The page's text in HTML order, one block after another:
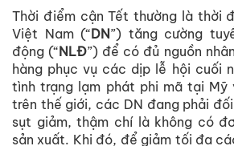
Thời điểm cận Tết thường là thời
Việt Nam (“DN”) tăng cường
động (“NLĐ”) để có đủ nguồn
hàng phục vụ các dịp lễ hội cuối
tình trạng lạm phát phi mã tại Mỹ
trên thế giới, các DN đang phải
sụt giảm, thậm chí là không có
sản xuất. Khi đó, để giảm tối đa